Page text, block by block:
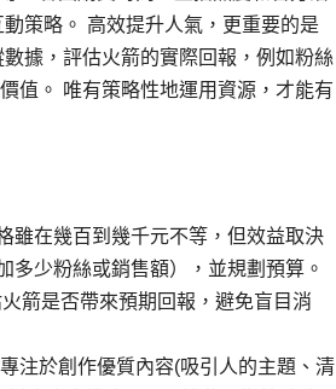
策略。 高效提升人氣，更重要的是
據，評估火箭的實際回報，例如粉絲
值。 唯有策略性地運用資源，才能有
雖在幾百到幾千元不等，但效益取決
多少粉絲或銷售額），並規劃預算。
箭是否帶來預期回報，避免盲目消
注於創作優質內容(吸引人的主題、清